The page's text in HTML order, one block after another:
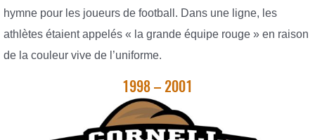
hymne pour les joueurs de football. Dans une ligne, les
athlètes étaient appelés « la grande équipe rouge » en raison
de la couleur vive de l’uniforme.
1998 – 2001